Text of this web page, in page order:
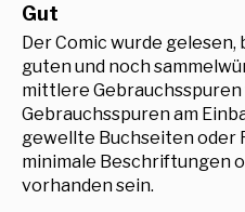
Gut
Der Comic wurde
guten und noch
mittlere Gebrauchsspuren
Gebrauchsspuren am
gewellte Buchseiten oder
minimale Beschriftungen
vorhanden sein.